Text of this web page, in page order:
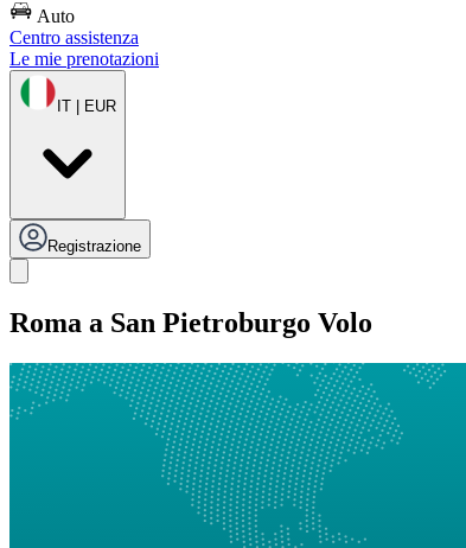
Auto
Centro assistenza
Le mie prenotazioni
IT | EUR
Registrazione
Roma a San Pietroburgo Volo